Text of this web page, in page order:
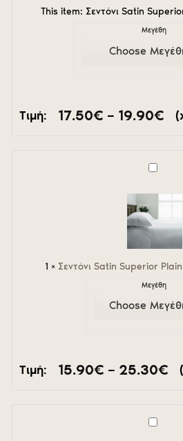
This item: Σεντόνι Satin
Μεγέθη
Τιμή: 17.50€ – 19.90€
1 × Σεντόνι Satin Superior
Μεγέθη
Τιμή: 15.90€ – 25.30€